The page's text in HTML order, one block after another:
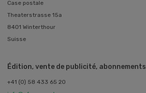
Case postale
Theaterstrasse 15a
8401 Winterthour
Suisse
Édition, vente de publicité, abonnements
+41 (0) 58 433 65 20